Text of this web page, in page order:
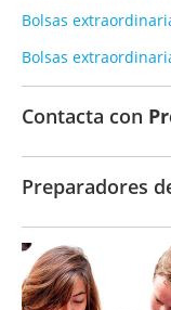
Bolsas
Bolsas
Contacta con
Preparadores